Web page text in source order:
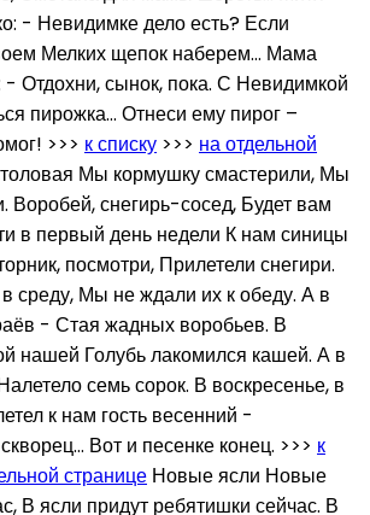
- Невидимке дело есть? Если
Мелких щепок наберем… Мама
Отдохни, сынок, пока. С Невидимкой
пирожка… Отнеси ему пирог –
>>> к списку >>> на отдельной
Мы кормушку смастерили, Мы
Воробей, снегирь-сосед, Будет вам
в первый день недели К нам синицы
посмотри, Прилетели снегири.
среду, Мы не ждали их к обеду. А в
- Стая жадных воробьев. В
нашей Голубь лакомился кашей. А в
семь сорок. В воскресенье, в
к нам гость весенний -
Вот и песенке конец. >>> к
странице Новые ясли Новые
В ясли придут ребятишки сейчас. В